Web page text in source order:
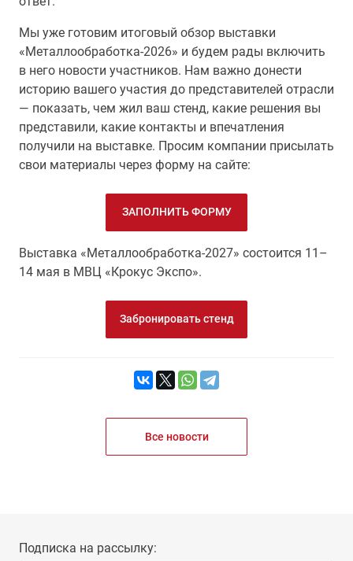
Мы уже готовим итоговый обзор выставки
«Металлообработка-2026» и будем рады включить
в него новости участников. Нам важно донести
историю вашего участия до представителей отрасли
— показать, чем жил ваш стенд, какие решения вы
представили, какие контакты и впечатления
получили на выставке. Просим компании присылать
свои материалы через форму на сайте:
ЗАПОЛНИТЬ ФОРМУ
Выставка «Металлообработка-2027» состоится 11–
14 мая в МВЦ «Крокус Экспо».
Забронировать стенд
Все новости
Подписка на рассылку: